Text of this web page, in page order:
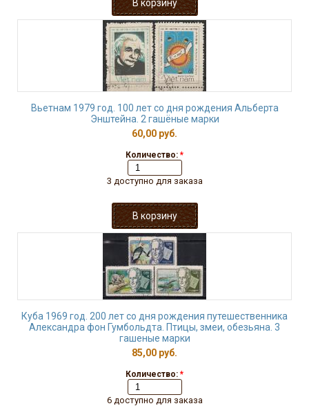
Вьетнам 1979 год. 100 лет со дня рождения Альберта
Энштейна. 2 гашёные марки
60,00 руб.
Количество: *
3 доступно для заказа
Куба 1969 год. 200 лет со дня рождения путешественника
Александра фон Гумбольдта. Птицы, змеи, обезьяна. 3
гашеные марки
85,00 руб.
Количество: *
6 доступно для заказа